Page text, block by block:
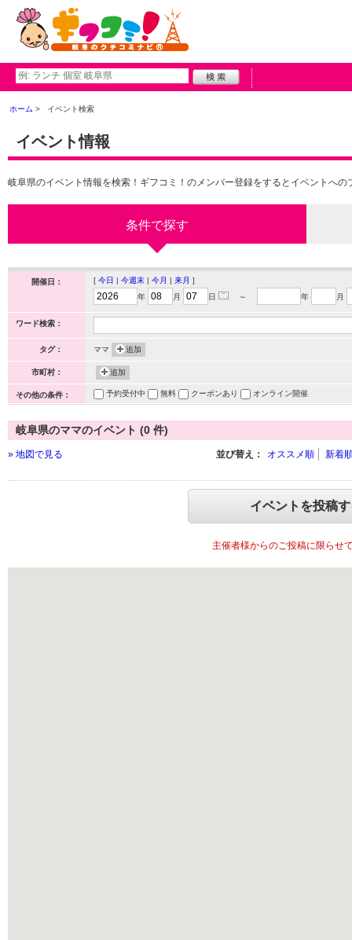
ホーム イベント検索
イベント情報
岐阜県のイベント情報を検索！ギフコミ！のメンバー登録をするとイベントへ
条件で探す
開催日： [ 今日 | 今週末 | 今月 | 来月 ]
年
月 日 ～ 年 月
ワード検索：
タグ： ママ 追加
市町村： 追加
その他の条件： 予約受付中 無料 クーポンあり オンライン開催
岐阜県のママのイベント (0 件)
» 地図で見る 並び替え： オススメ順 新着
イベントを投稿
主催者様からのご投稿に限らせ